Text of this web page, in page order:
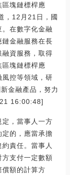
區塊鏈標桿應
，12月21日，國
在數字化金融
金融服務在長
資服務，取得
區塊鏈標桿應
風控等領域，研
金融產品，努力
16:00:48]
，當事人一方
的，應當承擔
責任。當事人
支付一定數額
償額的計算方